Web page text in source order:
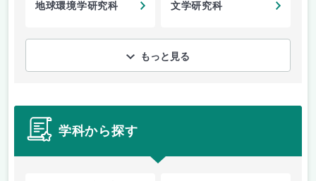
地球環境学研究科 文学研究科
もっと見る
学科から探す